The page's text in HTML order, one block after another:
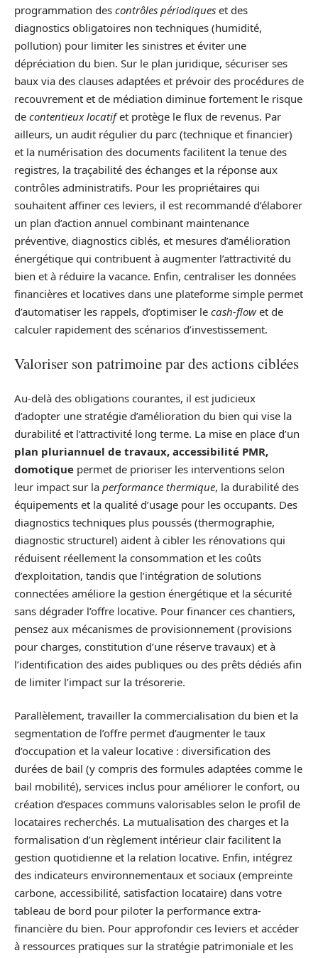
programmation des contrôles périodiques et des
diagnostics obligatoires non techniques (humidité,
pollution) pour limiter les sinistres et éviter une
dépréciation du bien. Sur le plan juridique, sécuriser ses
baux via des clauses adaptées et prévoir des procédures de
recouvrement et de médiation diminue fortement le risque
de contentieux locatifet protège le flux de revenus. Par
ailleurs, un audit régulier du parc (technique et financier)
et la numérisation des documents facilitent la tenue des
registres, la traçabilité des échanges et la réponse aux
contrôles administratifs. Pour les propriétaires qui
souhaitent affiner ces leviers, il est recommandé d’élaborer
un plan d’action annuel combinant maintenance
préventive, diagnostics ciblés, et mesures d’amélioration
énergétique qui contribuent à augmenter l’attractivité du
bien et à réduire la vacance. Enfin, centraliser les données
financières et locatives dans une plateforme simple permet
d’automatiser les rappels, d’optimiser le cash-flowet de
calculer rapidement des scénarios d’investissement.
Valoriser son patrimoine par des actions ciblées
Au-delà des obligations courantes, il est judicieux
d’adopter une stratégie d’amélioration du bien qui vise la
durabilité et l’attractivité long terme. La mise en place d’un
plan pluriannuel de travaux, accessibilité PMR,
domotique permet de prioriser les interventions selon
leur impact sur la performance thermique, la durabilité des
équipements et la qualité d’usage pour les occupants. Des
diagnostics techniques plus poussés (thermographie,
diagnostic structurel) aident à cibler les rénovations qui
réduisent réellement la consommation et les coûts
d’exploitation, tandis que l’intégration de solutions
connectées améliore la gestion énergétique et la sécurité
sans dégrader l’offre locative. Pour financer ces chantiers,
pensez aux mécanismes de provisionnement (provisions
pour charges, constitution d’une réserve travaux) et à
l’identification des aides publiques ou des prêts dédiés afin
de limiter l’impact sur la trésorerie.
Parallèlement, travailler la commercialisation du bien et la
segmentation de l’offre permet d’augmenter le taux
d’occupation et la valeur locative : diversification des
durées de bail (y compris des formules adaptées comme le
bail mobilité), services inclus pour améliorer le confort, ou
création d’espaces communs valorisables selon le profil de
locataires recherchés. La mutualisation des charges et la
formalisation d’un règlement intérieur clair facilitent la
gestion quotidienne et la relation locative. Enfin, intégrez
des indicateurs environnementaux et sociaux (empreinte
carbone, accessibilité, satisfaction locataire) dans votre
tableau de bord pour piloter la performance extra-
financière du bien. Pour approfondir ces leviers et accéder
à ressources pratiques sur la stratégie patrimoniale et les